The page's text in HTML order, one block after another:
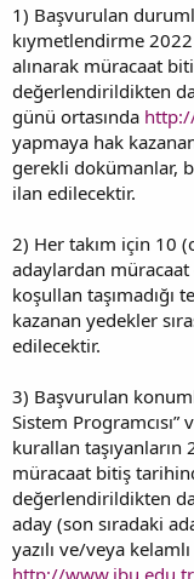
1) Başvurulan
kıymetlendirme 2022
alınarak müracaat
değerlendirildikten
günü ortasında
yapmaya hak
gerekli dokümanlar,
ilan edilecektir.
2) Her takım için 10
adaylardan müracaat
koşullan
kazanan yedekler
edilecektir.
3) Başvurulan
Sistem Programcısı”
kurallan taşıyanların
müracaat bitiş
değerlendirildikten
aday (son sıradaki
yazılı ve/veya
http://www.ibu.edu.tr